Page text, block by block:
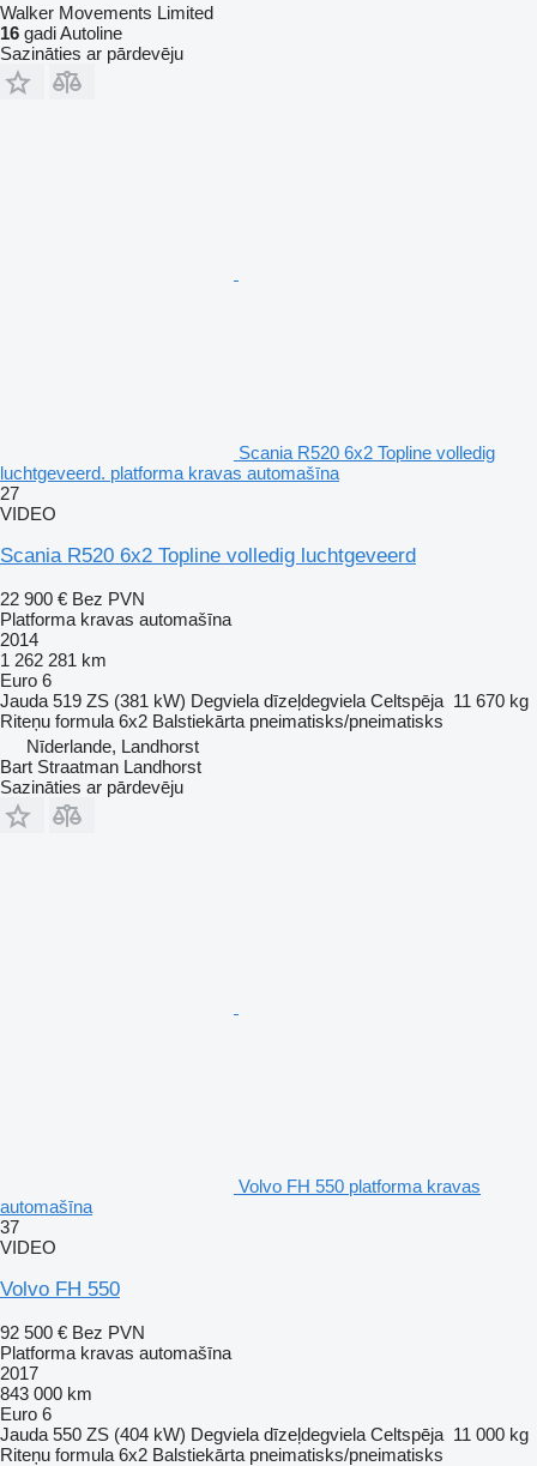
Walker Movements Limited
16 gadi Autoline
Sazināties ar pārdevēju
Scania R520 6x2 Topline volledig
luchtgeveerd. platforma kravas automašīna
27
VIDEO
Scania R520 6x2 Topline volledig luchtgeveerd
22 900 € Bez PVN
Platforma kravas automašīna
2014
1 262 281 km
Euro 6
Jauda 519 ZS (381 kW) Degviela dīzeļdegviela Celtspēja 11 670 kg
Riteņu formula 6x2 Balstiekārta pneimatisks/pneimatisks
Nīderlande, Landhorst
Bart Straatman Landhorst
Sazināties ar pārdevēju
Volvo FH 550 platforma kravas
automašīna
37
VIDEO
Volvo FH 550
92 500 € Bez PVN
Platforma kravas automašīna
2017
843 000 km
Euro 6
Jauda 550 ZS (404 kW) Degviela dīzeļdegviela Celtspēja 11 000 kg
Riteņu formula 6x2 Balstiekārta pneimatisks/pneimatisks